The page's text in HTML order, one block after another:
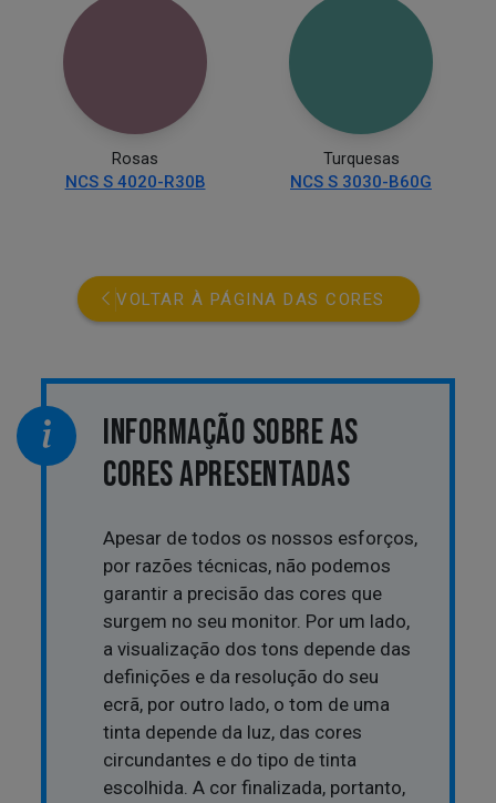
Rosas
NCS S 4020-R30B
Turquesas
NCS S 3030-B60G
VOLTAR À PÁGINA DAS CORES
INFORMAÇÃO SOBRE AS
CORES APRESENTADAS
Apesar de todos os nossos esforços,
por razões técnicas, não podemos
garantir a precisão das cores que
surgem no seu monitor. Por um lado,
a visualização dos tons depende das
definições e da resolução do seu
ecrã, por outro lado, o tom de uma
tinta depende da luz, das cores
circundantes e do tipo de tinta
escolhida. A cor finalizada, portanto,